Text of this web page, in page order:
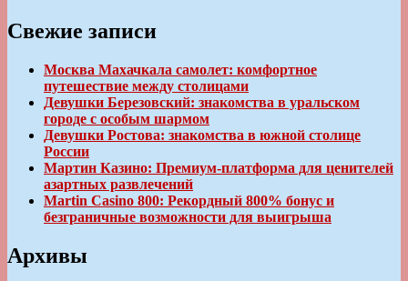
Свежие записи
Москва Махачкала самолет: комфортное
путешествие между столицами
Девушки Березовский: знакомства в уральском
городе с особым шармом
Девушки Ростова: знакомства в южной столице
России
Мартин Казино: Премиум-платформа для ценителей
азартных развлечений
Martin Casino 800: Рекордный 800% бонус и
безграничные возможности для выигрыша
Архивы